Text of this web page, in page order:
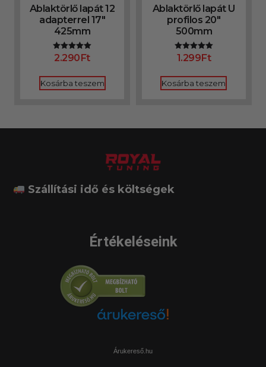
Ablaktörlő lapát 12
adapterrel 17″
425mm
Értékelés:
5.00
2.290Ft
Kosárba teszem
Ablaktörlő lapát U
profilos 20″
500mm
Értékelés:
5.00
1.299Ft
Kosárba teszem
Szállítási idő és költségek
Értékeléseink
Árukereső.hu